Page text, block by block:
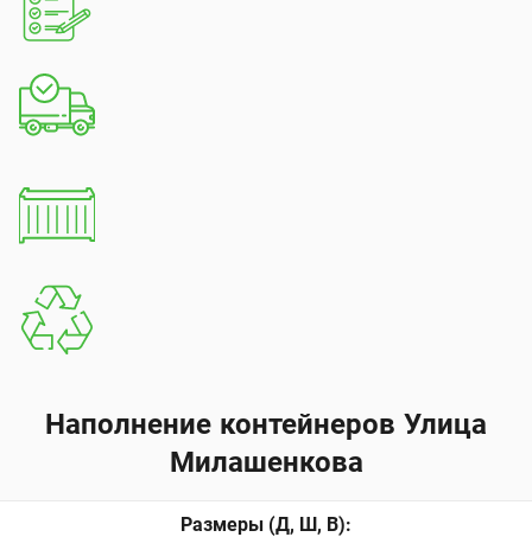
Наполнение контейнеров Улица
Милашенкова
Размеры (Д, Ш, В):